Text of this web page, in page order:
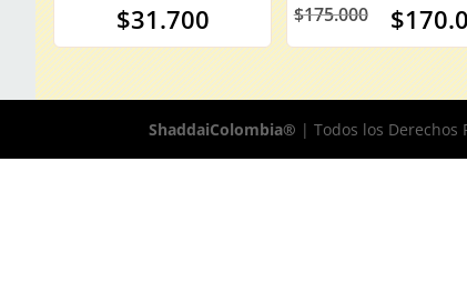
$31.700 $175.000
precio
original
era:
$
precio
actual
es:
ShaddaiColombia® | Todos los